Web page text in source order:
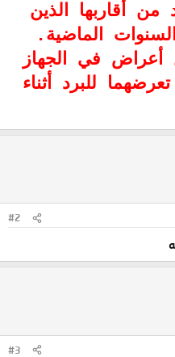
من أقاربها الذين
الماضية.
أعراض في الجهاز
للبرد أثناء
#2
#3